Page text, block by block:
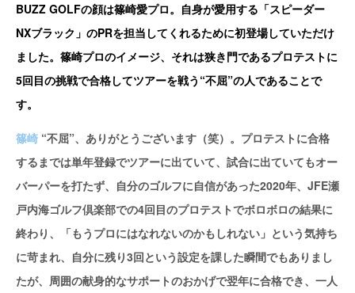
BUZZ GOLFの顔は篠崎愛プロ。自身が愛用する「スピーダー
NXブラック」のPRを担当してくれるために初登場していただけ
ました。篠崎プロのイメージ、それは狭き門であるプロテストに
5回目の挑戦で合格してツアーを戦う“不屈”の人であることで
す。
篠崎 “不屈”、ありがとうございます（笑）。プロテストに合格
するまでは単年登録でツアーに出ていて、試合に出ていてもオー
バーパーを打たず、自分のゴルフに自信があった2020年、JFE瀬
戸内海ゴルフ倶楽部での4回目のプロテストでボロボロの結果に
終わり、「もうプロにはなれないのかもしれない」という気持ち
に苛まれ、自分に残り3回という設定を課した瞬間でもありまし
たが、周囲の献身的なサポートのおかげで翌年に合格でき、一人